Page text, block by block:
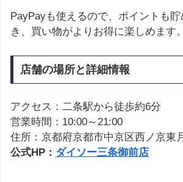
PayPayも使えるので、ポイントも
き、買い物がよりお得に楽しめます。
店舗の場所と詳細情報
アクセス：二条駅から徒歩約6分
営業時間：10:00～21:00
住所：京都府京都市中京区西ノ京東
公式HP： ダイソー三条御前店